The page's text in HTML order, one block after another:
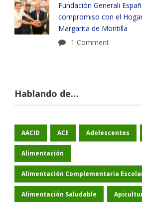
Fundación Generali
compromiso con el
Margarita de Montilla
1 Comment
Hablando de…
AACID ACE Adolescentes
Alimentación
Alimentación Complementaria
Alimentación Saludable